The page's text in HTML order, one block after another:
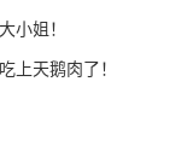
小姐！
上天鹅肉了！